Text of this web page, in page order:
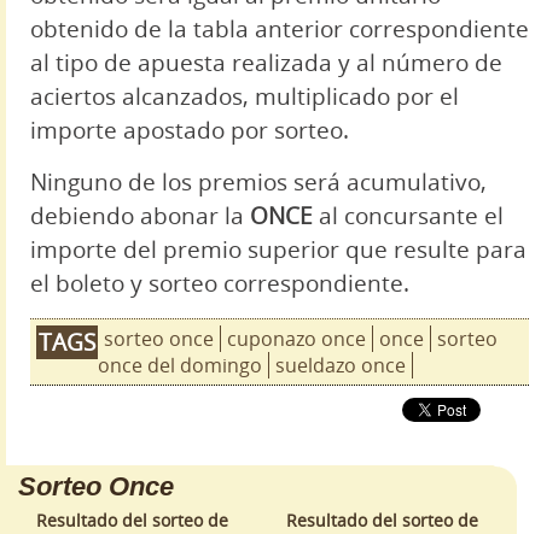
obtenido de la tabla anterior correspondiente
al tipo de apuesta realizada y al número de
aciertos alcanzados, multiplicado por el
importe apostado por sorteo.
Ninguno de los premios será acumulativo,
debiendo abonar la ONCE al concursante el
importe del premio superior que resulte para
el boleto y sorteo correspondiente.
TAGS sorteo once cuponazo once once sorteo
once del domingo sueldazo once
Sorteo Once
Resultado del sorteo de
Resultado del sorteo de